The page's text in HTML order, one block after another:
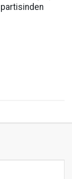
partisinden